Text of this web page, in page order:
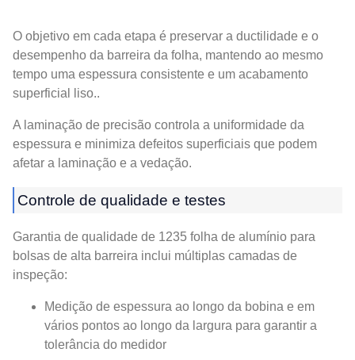
O objetivo em cada etapa é preservar a ductilidade e o
desempenho da barreira da folha, mantendo ao mesmo
tempo uma espessura consistente e um acabamento
superficial liso..
A laminação de precisão controla a uniformidade da
espessura e minimiza defeitos superficiais que podem
afetar a laminação e a vedação.
Controle de qualidade e testes
Garantia de qualidade de 1235 folha de alumínio para
bolsas de alta barreira inclui múltiplas camadas de
inspeção:
Medição de espessura ao longo da bobina e em
vários pontos ao longo da largura para garantir a
tolerância do medidor